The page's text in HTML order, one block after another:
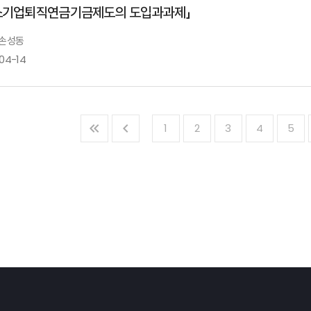
홍성호 보험개발원 조사국제협력팀 팀장
보험산업의 AI 윤리문제와 윤기기준 제정 방안
축 사
기업퇴직연금기금제도의 도입과과제」
성동
14
Ⅰ.「중소기업퇴직연금기금제도의 도입과과제」
1 2 3 4 5